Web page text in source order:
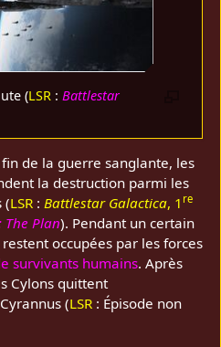
(LSR: Battlestar
de la guerre sanglante, les
la destruction parmi les
(LSR :Battlestar Galactica, 1 re
The Plan). Pendant un certain
occupées par les forces
survivants humains. Après
Cylons quittent
(LSR : Épisode non